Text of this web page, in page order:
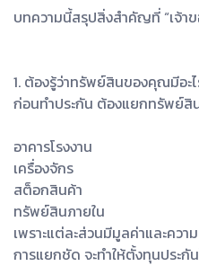
บทความนี้สรุปสิ่งสำคัญที่ “เจ้าข
1. ต้องรู้ว่าทรัพย์สินของคุณมีอะ
ก่อนทำประกัน ต้องแยกทรัพย์สิ
อาคารโรงงาน
เครื่องจักร
สต็อกสินค้า
ทรัพย์สินภายใน
เพราะแต่ละส่วนมีมูลค่าและควา
การแยกชัด จะทำให้ตั้งทุนประกั